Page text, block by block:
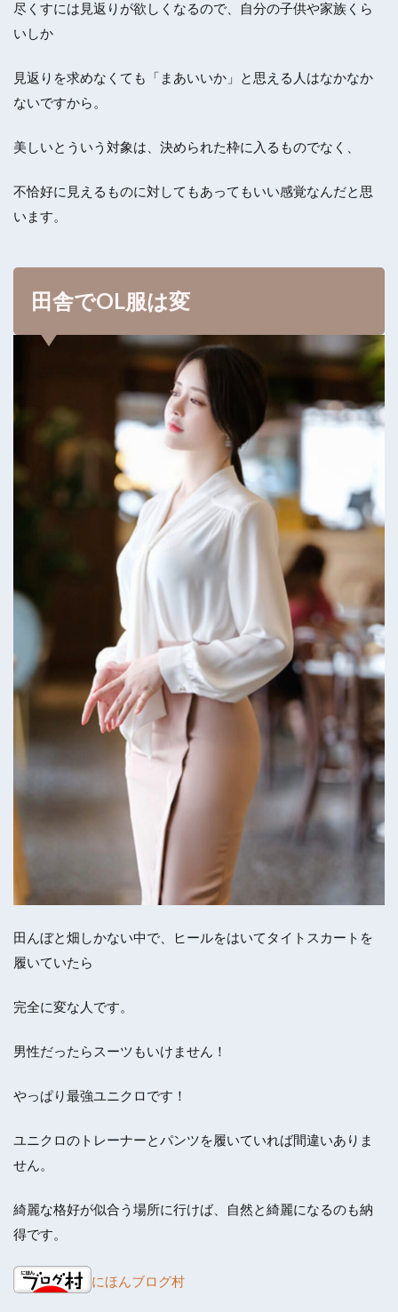
尽くすには見返りが欲しくなるので、自分の子供や家族くら
いしか
見返りを求めなくても「まあいいか」と思える人はなかなか
ないですから。
美しいとういう対象は、決められた枠に入るものでなく、
不恰好に見えるものに対してもあってもいい感覚なんだと思
います。
田舎でOL服は変
田んぼと畑しかない中で、ヒールをはいてタイトスカートを
履いていたら
完全に変な人です。
男性だったらスーツもいけません！
やっぱり最強ユニクロです！
ユニクロのトレーナーとパンツを履いていれば間違いありま
せん。
綺麗な格好が似合う場所に行けば、自然と綺麗になるのも納
得です。
にほんブログ村